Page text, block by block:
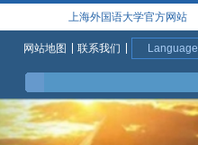
上海外国语大学官方网站
网站地图 联系我们 Language